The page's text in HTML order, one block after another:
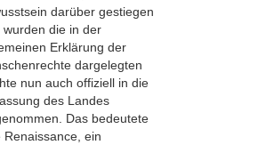
darüber gestiegen
wurden die in der
Erklärung der
dargelegten
nun auch offiziell in die
des Landes
Das bedeutete
Renaissance, ein